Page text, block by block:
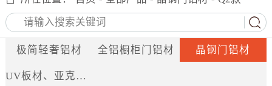
极简轻奢铝材 全铝橱柜门铝材 晶钢门铝材
UV板材、亚克力烤漆门铝材